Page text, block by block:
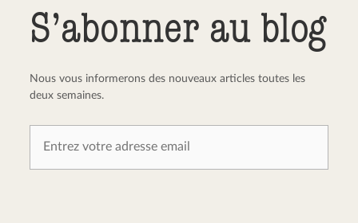
S’abonner au blog
Nous vous informerons des nouveaux articles toutes les
deux semaines.